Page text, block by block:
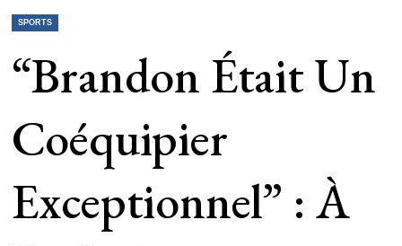
SPORTS
“Brandon Était Un
Coéquipier
Exceptionnel” : À